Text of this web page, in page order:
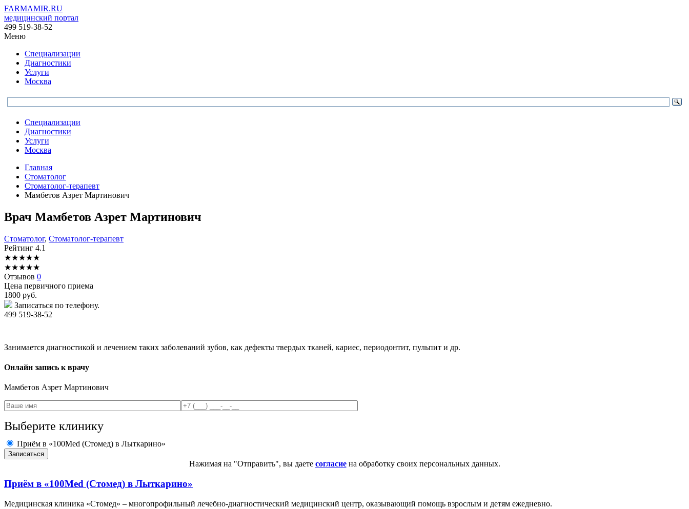
FARMAMIR.RU
медицинский портал
499 519-38-52
Меню
Специализации
Диагностики
Услуги
Москва
Специализации
Диагностики
Услуги
Москва
Главная
Стоматолог
Стоматолог-терапевт
Мамбетов Азрет Мартинович
Врач Мамбетов Азрет Мартинович
Стоматолог, Стоматолог-терапевт
Рейтинг 4.1
★★★★★
★★★★★
Отзывов 0
Цена первичного приема
1800 руб.
Записаться по телефону.
499 519-38-52
Занимается диагностикой и лечением таких заболеваний зубов, как дефекты твердых тканей, кариес, периодонтит, пульпит и др.
Онлайн запись к врачу
Мамбетов Азрет Мартинович
Выберите клинику
Приём в «100Med (Стомед) в Лыткарино»
Нажимая на "Отправить", вы даете согласиена обработку своих персональных данных.
Приём в «100Med (Стомед) в Лыткарино»
Медицинская клиника «Стомед» – многопрофильный лечебно-диагностический медицинский центр, оказывающий помощь взрослым и детям ежедневно.